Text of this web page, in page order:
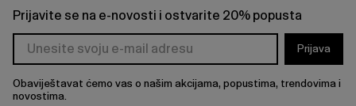
Prijavite se na e-novosti i ostvarite 20% popusta
Prijava
Obaviještavat ćemo vas o našim akcijama, popustima, trendovima i
novostima.